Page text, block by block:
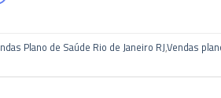
Plano de Saúde Rio de Janeiro RJ,Vendas